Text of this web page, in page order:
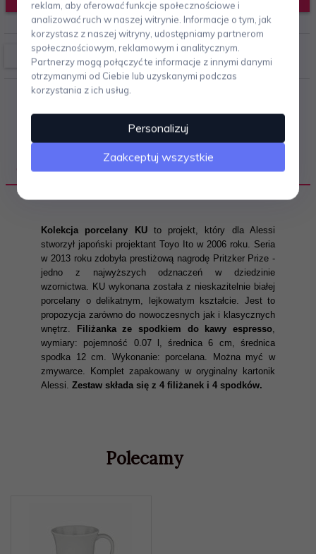
OPIS PRODUKTU
Kolekcja porcelany KUto projekt, który dla Alessi
stworzył japoński projektant Toyo Ito w 2006 roku. Seria
w 2013 roku zdobyła prestiżową nagrodę Pritzker Prize -
jedno z najwyższych odznaczeń w dziedzinie
wzornictwa. KU wykonana została z nieskazitelnie białej
porcelany o delikatnym, lejkowatym kształcie. Jest to
propozycja zarówno do nowoczesnych jak i klasycznych
wnętrz.
Filiżanka ze spodkiem do kawy espresso,
wymiary: pojemność 0.07 l, średnica 6 cm, średnica
spodka 12 cm. Wykonanie: porcelana. Można myć w
zmywarce. Komplet zapakowany w oryginalny kartonik
Alessi. Zestaw składa się z 4 filiżanek i 4 spodków.
Polecamy
reklam, aby oferować funkcje społecznościowe i
analizować ruch w naszej witrynie. Informacje o tym, jak
korzystasz z naszej witryny, udostępniamy partnerom
społecznościowym, reklamowym i analitycznym.
Partnerzy mogą połączyć te informacje z innymi danymi
otrzymanymi od Ciebie lub uzyskanymi podczas
korzystania z ich usług.
Personalizuj
Zaakceptuj wszystkie